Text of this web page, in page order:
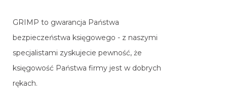
GRIMP to gwarancja Państwa
bezpieczeństwa księgowego - z naszymi
specjalistami zyskujecie pewność, że
księgowość Państwa firmy jest w dobrych
rękach.